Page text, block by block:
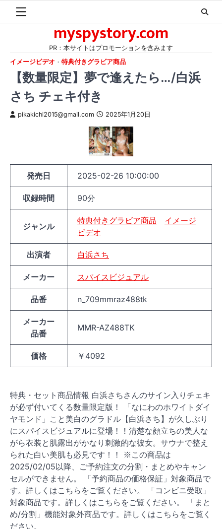
myspystory.com
PR：本サイトはプロモーションを含みます
イメージビデオ
特典付きグラビア商品
【数量限定】夢で逢えたら…/白浜
さち チェキ付き
pikakichi2015@gmail.com 2025年1月20日
発売日 2025-02-26 10:00:00
収録時間 90分
ジャンル
特典付きグラビア商品
イメージ
ビデオ
出演者 白浜さち
メーカー スパイスビジュアル
品番 n_709mmraz488tk
メーカー
品番
MMR-AZ488TK
価格 ￥4092
特典・セット商品情報 白浜さちさんのサイン入りチェキ
が必ず付いてくる数量限定版！ 「なにわのホワイトダイ
ヤモンド」こと美白のグラドル【白浜さち】が久しぶり
にスパイスビジュアルに登場！！清楚な顔立ちの美人な
がら衣装と肌露出がかなり刺激的な彼女。サウナで整え
られた白い美肌も必見です！！ ※この商品は
2025/02/05以降、ご予約注文の分割・まとめやキャン
セルができません。 「予約商品の価格保証」対象商品で
す。詳しくはこちらをご覧ください。 「コンビニ受取」
対象商品です。詳しくはこちらをご覧ください。 「まと
め/分割」機能対象外商品です。詳しくはこちらをご覧く
ださい。